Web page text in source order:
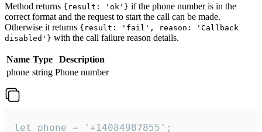
Method returns {result: 'ok'} if the phone number is in the
correct format and the request to start the call can be made.
Otherwise it returns {result: 'fail', reason: 'Callback
disabled'} with the call failure reason details.
Name Type
Description
phone string Phone number
let phone = '+14084987855';